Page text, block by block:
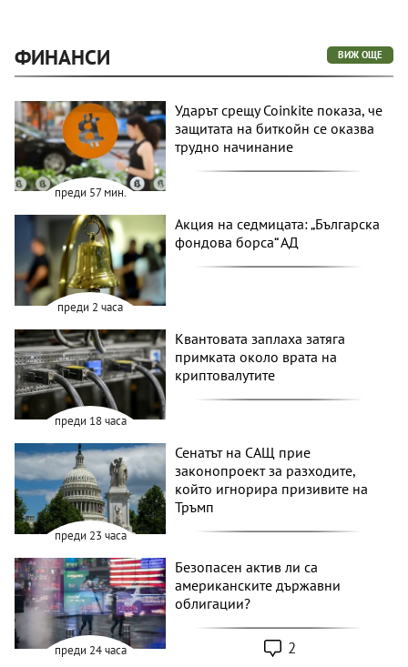
ФИНАНСИ ВИЖ ОЩЕ
преди 57 мин.
Ударът срещу Coinkite показа, че
защитата на биткойн се оказва
трудно начинание
преди 2 часа
Акция на седмицата: „Българска
фондова борса“ АД
преди 18 часа
Квантовата заплаха затяга
примката около врата на
криптовалутите
преди 23 часа
Сенатът на САЩ прие
законопроект за разходите,
който игнорира призивите на
Тръмп
преди 24 часа
Безопасен актив ли са
американските държавни
облигации?
2